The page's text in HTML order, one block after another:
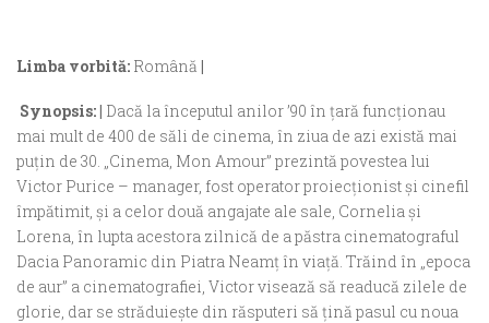
Limba vorbită: Română |
Synopsis: | Dacă la începutul anilor ’90 în țară funcționau
mai mult de 400 de săli de cinema, în ziua de azi există mai
puțin de 30. „Cinema, Mon Amour” prezintă povestea lui
Victor Purice – manager, fost operator proiecționist și cinefil
împătimit, și a celor două angajate ale sale, Cornelia și
Lorena, în lupta acestora zilnică de a păstra cinematograful
Dacia Panoramic din Piatra Neamț în viață. Trăind în „epoca
de aur” a cinematografiei, Victor visează să readucă zilele de
glorie, dar se străduiește din răsputeri să țină pasul cu noua